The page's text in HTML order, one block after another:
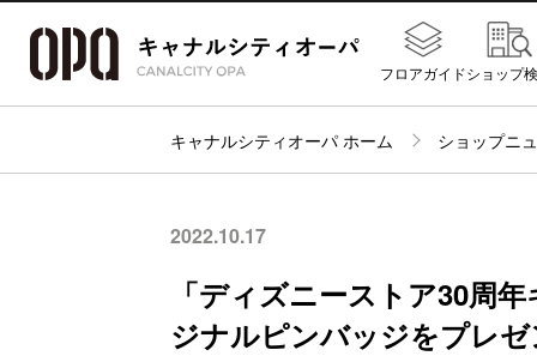
フロアガイドショップ
キャナルシティオーパ ホーム ショップニ
2022.10.17
「ディズニーストア30周
ジナルピンバッジをプレ